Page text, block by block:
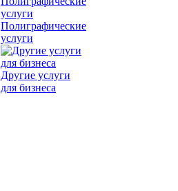
Полиграфические
услуги
Другие услуги
для бизнеса